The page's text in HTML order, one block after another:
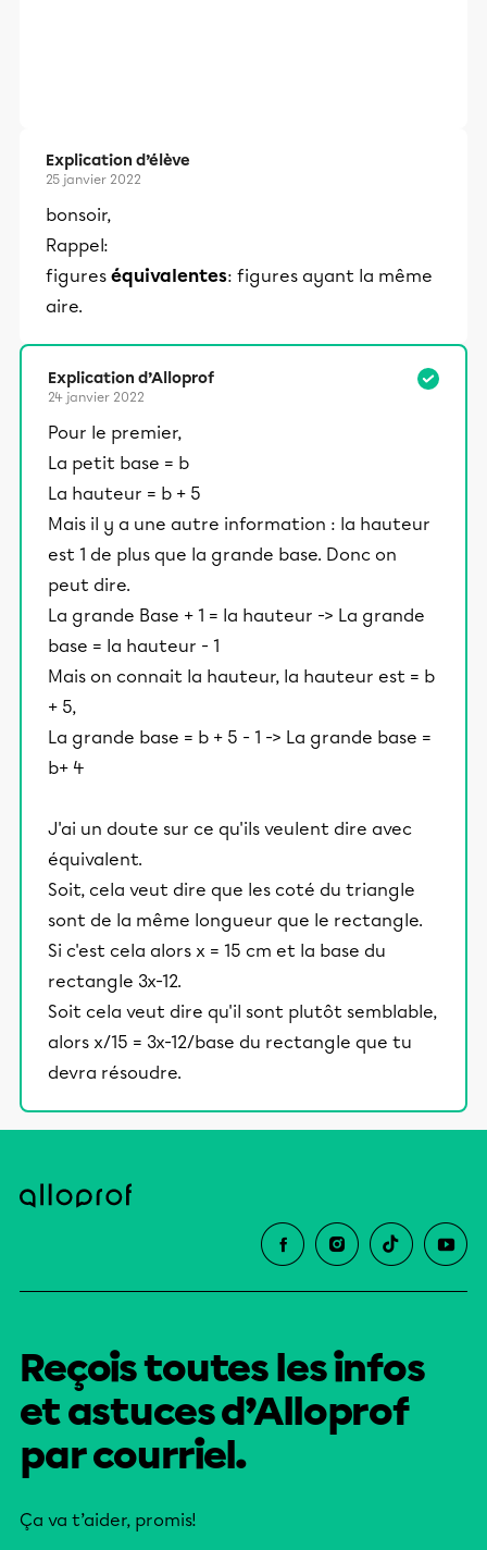
Explication d’élève
25 janvier 2022
bonsoir,
Rappel:
figures équivalentes: figures ayant la même
aire.
Explication d’Alloprof
24 janvier 2022
Pour le premier,
La petit base = b
La hauteur = b + 5
Mais il y a une autre information : la hauteur
est 1 de plus que la grande base. Donc on
peut dire.
La grande Base + 1 = la hauteur -> La grande
base = la hauteur - 1
Mais on connait la hauteur, la hauteur est = b
+ 5,
La grande base = b + 5 - 1 -> La grande base =
b+ 4
J'ai un doute sur ce qu'ils veulent dire avec
équivalent.
Soit, cela veut dire que les coté du triangle
sont de la même longueur que le rectangle.
Si c'est cela alors x = 15 cm et la base du
rectangle 3x-12.
Soit cela veut dire qu'il sont plutôt semblable,
alors x/15 = 3x-12/base du rectangle que tu
devra résoudre.
Reçois toutes les infos
et astuces d’Alloprof
par courriel.
Ça va t’aider, promis!